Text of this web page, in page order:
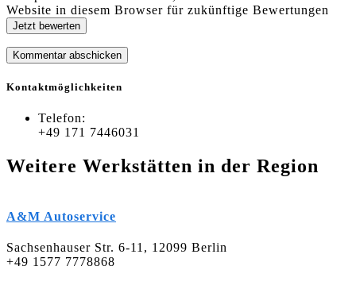
Website in diesem Browser für zukünftige Bewertungen
Jetzt bewerten
Kontaktmöglichkeiten
Telefon:
+49 171 7446031
Weitere Werkstätten in der Region
A&M Autoservice
Sachsenhauser Str. 6-11, 12099 Berlin
+49 1577 7778868